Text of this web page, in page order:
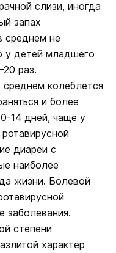
слизи, иногда
запах
среднем не
у детей младшего
раз.
колеблется
и более
14 дней, чаще у
диареи с
наиболее
жизни. Болевой
заболевания.
степени
характер